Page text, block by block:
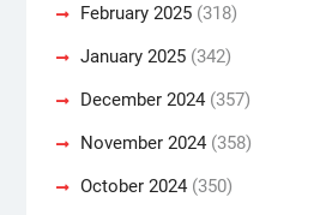
February 2025(318)
January 2025(342)
December 2024(357)
November 2024(358)
October 2024(350)